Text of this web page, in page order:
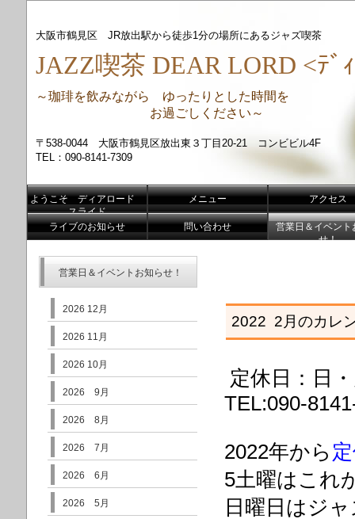
大阪市鶴見区 JR放出駅から徒歩1分の場所にあるジャズ喫茶
JAZZ喫茶 DEAR LORD <ﾃﾞ
～珈琲を飲みながら ゆったりとした時間を
お過ごしください～
〒538-0044 大阪市鶴見区放出東３丁目20-21 コンビビル4F
TEL：090-8141-7309
ようこそ ディアロード
スライド
メニュー アクセス
ライブのお知らせ 問い合わせ
営業日＆イベント
せ！
2022 2月のカレ
定休日：日
TEL:090-
2022年から
5土曜はこれ
日曜日はジ
営業日＆イベントお知らせ！
2026 12月
2026 11月
2026 10月
2026 9月
2026 8月
2026 7月
2026 6月
2026 5月